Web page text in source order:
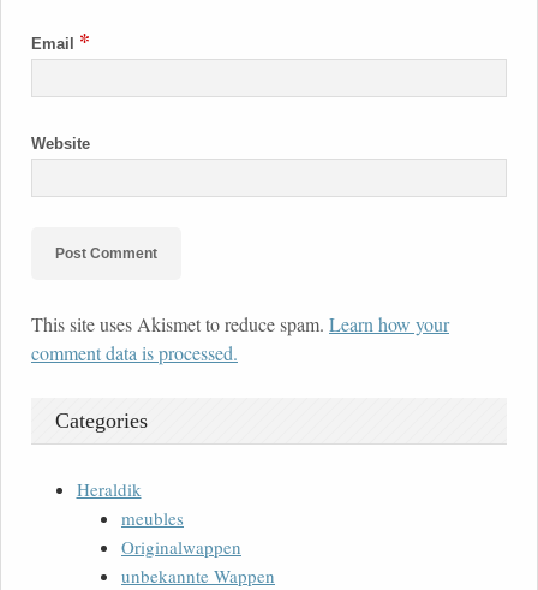
Email *
Website
This site uses Akismet to reduce spam. Learn how your
comment data is processed.
Categories
Heraldik
meubles
Originalwappen
unbekannte Wappen